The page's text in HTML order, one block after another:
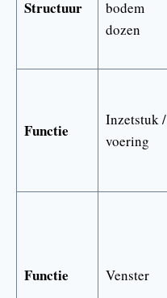
Structuur
bodem
dozen
Functie
Inzetstuk /
voering
Functie Venster